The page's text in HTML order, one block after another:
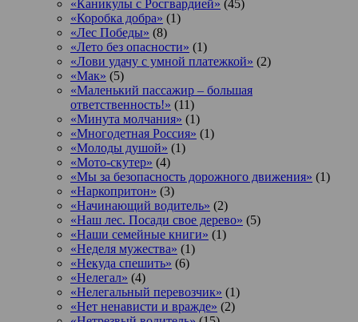
«Каникулы с Росгвардией» (45)
«Коробка добра» (1)
«Лес Победы» (8)
«Лето без опасности» (1)
«Лови удачу с умной платежкой» (2)
«Мак» (5)
«Маленький пассажир – большая
ответственность!» (11)
«Минута молчания» (1)
«Многодетная Россия» (1)
«Молоды душой» (1)
«Мото-скутер» (4)
«Мы за безопасность дорожного движения» (1)
«Наркопритон» (3)
«Начинающий водитель» (2)
«Наш лес. Посади свое дерево» (5)
«Наши семейные книги» (1)
«Неделя мужества» (1)
«Некуда спешить» (6)
«Нелегал» (4)
«Нелегальный перевозчик» (1)
«Нет ненависти и вражде» (2)